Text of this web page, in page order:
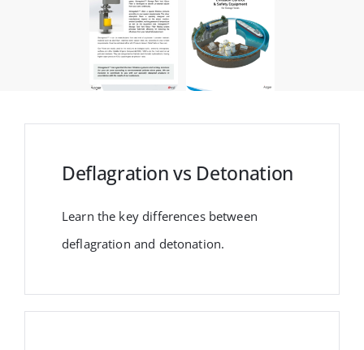
Deflagration vs Detonation
Learn the key differences between
deflagration and detonation.